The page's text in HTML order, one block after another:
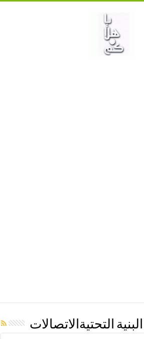
البنية التحتيةالاتصالات